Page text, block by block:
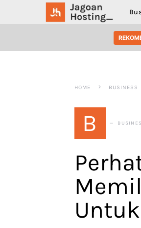
SEARCH FOR:
HOME BUSINESS
B